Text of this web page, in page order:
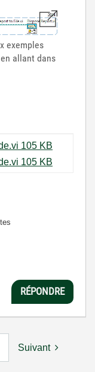
exemples
allant dans
Rechauffeur patients commande.vi ‏105 KB
Rechauffeur patients commande.vi ‏105 KB
RÉPONDRE
Suivant